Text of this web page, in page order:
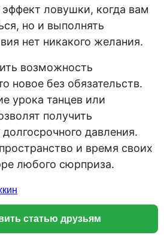
ловушки, когда вам
но и выполнять
нет никакого желания.
возможность
новое без обязательств.
урока танцев или
получить
давления.
и время своих
любого сюрприза.
статью друзьям